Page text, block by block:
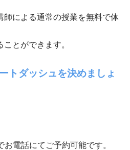
師による通常の授業を無料で体
とができます。
トダッシュを決めましょ
電話にてご予約可能です。